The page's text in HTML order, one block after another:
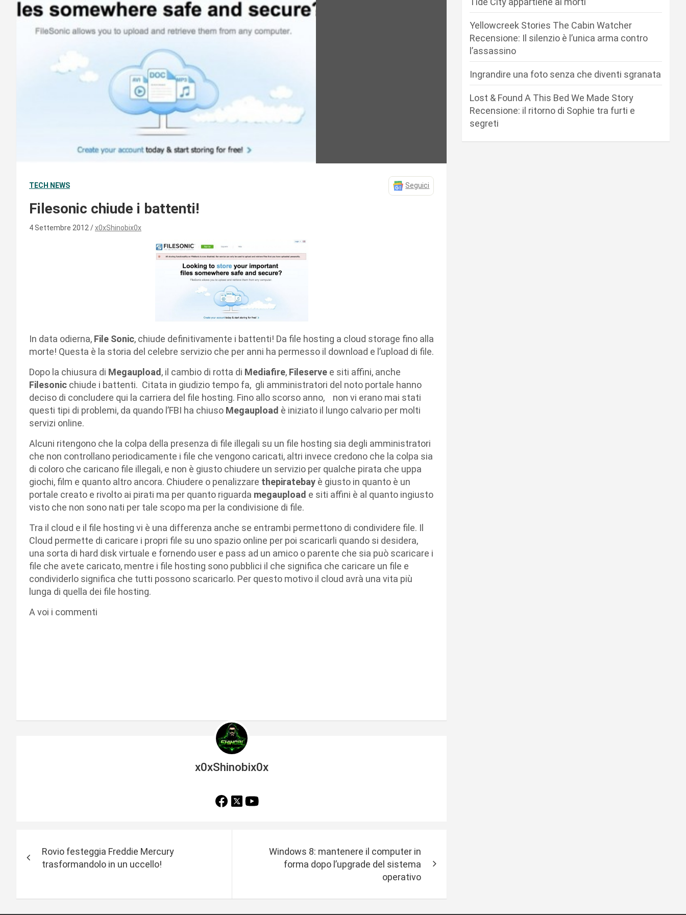
TECH NEWS Seguici
Filesonic chiude i battenti!
4 Settembre 2012 x0xShinobix0x
In data odierna, File Sonic, chiude definitivamente i battenti! Da file hosting a cloud storage fino alla
morte! Questa è la storia del celebre servizio che per anni ha permesso il download e l’upload di file.
Dopo la chiusura di Megaupload, il cambio di rotta di Mediafire, Fileserve e siti affini, anche
Filesonic chiude i battenti. Citata in giudizio tempo fa, gli amministratori del noto portale hanno
deciso di concludere qui la carriera del file hosting. Fino allo scorso anno, non vi erano mai stati
questi tipi di problemi, da quando l’FBI ha chiuso Megaupload è iniziato il lungo calvario per molti
servizi online.
Alcuni ritengono che la colpa della presenza di file illegali su un file hosting sia degli amministratori
che non controllano periodicamente i file che vengono caricati, altri invece credono che la colpa sia
di coloro che caricano file illegali, e non è giusto chiudere un servizio per qualche pirata che uppa
giochi, film e quanto altro ancora. Chiudere o penalizzare thepiratebay è giusto in quanto è un
portale creato e rivolto ai pirati ma per quanto riguarda megaupload e siti affini è al quanto ingiusto
visto che non sono nati per tale scopo ma per la condivisione di file.
Tra il cloud e il file hosting vi è una differenza anche se entrambi permettono di condividere file. Il
Cloud permette di caricare i propri file su uno spazio online per poi scaricarli quando si desidera,
una sorta di hard disk virtuale e fornendo user e pass ad un amico o parente che sia può scaricare i
file che avete caricato, mentre i file hosting sono pubblici il che significa che caricare un file e
condividerlo significa che tutti possono scaricarlo. Per questo motivo il cloud avrà una vita più
lunga di quella dei file hosting.
A voi i commenti
x0xShinobix0x
i
Rovio festeggia Freddie Mercury
trasformandolo in un uccello!
Windows 8: mantenere il computer in
forma dopo l’upgrade del sistema
operativo
Yellowcreek Stories The Cabin Watcher
Recensione: Il silenzio è l’unica arma contro
l’assassino
Ingrandire una foto senza che diventi sgranata
Lost & Found A This Bed We Made Story
Recensione: il ritorno di Sophie tra furti e
segreti